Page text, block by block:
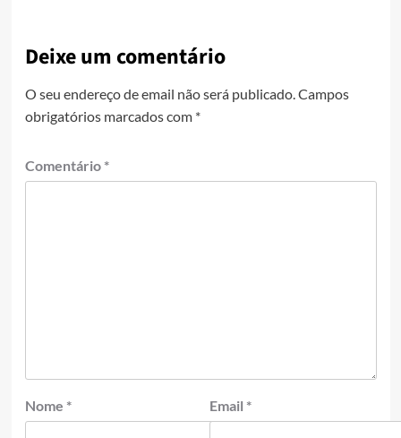
Deixe um comentário
O seu endereço de email não será publicado.Campos
obrigatórios marcados com *
Comentário *
Nome * Email *